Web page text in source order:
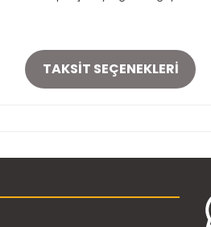
TAKSIT SEÇENEKLERI
siz yapın!